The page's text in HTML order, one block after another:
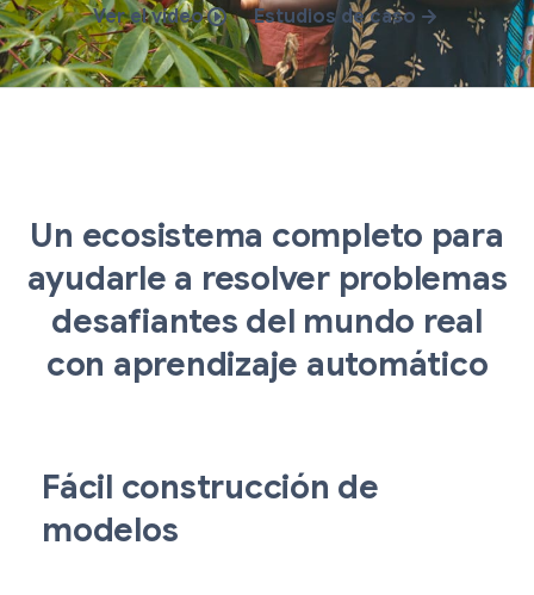
Ver el vídeo Estudios de caso
Un ecosistema completo para
ayudarle a resolver problemas
desafiantes del mundo real
con aprendizaje automático
Fácil construcción de
modelos